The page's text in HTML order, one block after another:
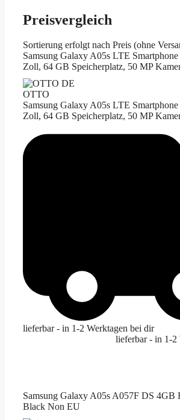
Preisvergleich
Sortierung erfolgt nach Preis (ohne
Samsung Galaxy A05s LTE
Zoll, 64 GB Speicherplatz, 50 MP
OTTO
Samsung Galaxy A05s LTE
Zoll, 64 GB Speicherplatz, 50 MP
lieferbar - in 1-2 Werktagen bei dir
lieferbar - in 1-2
Samsung Galaxy A05s A057F DS
Black Non EU